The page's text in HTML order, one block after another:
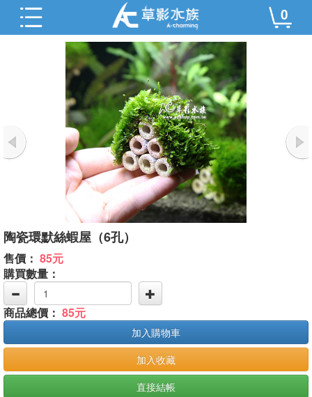
0
陶瓷環默絲蝦屋（6孔）
售價： 85元
購買數量：
商品總價： 85元
加入購物車
加入收藏
直接結帳